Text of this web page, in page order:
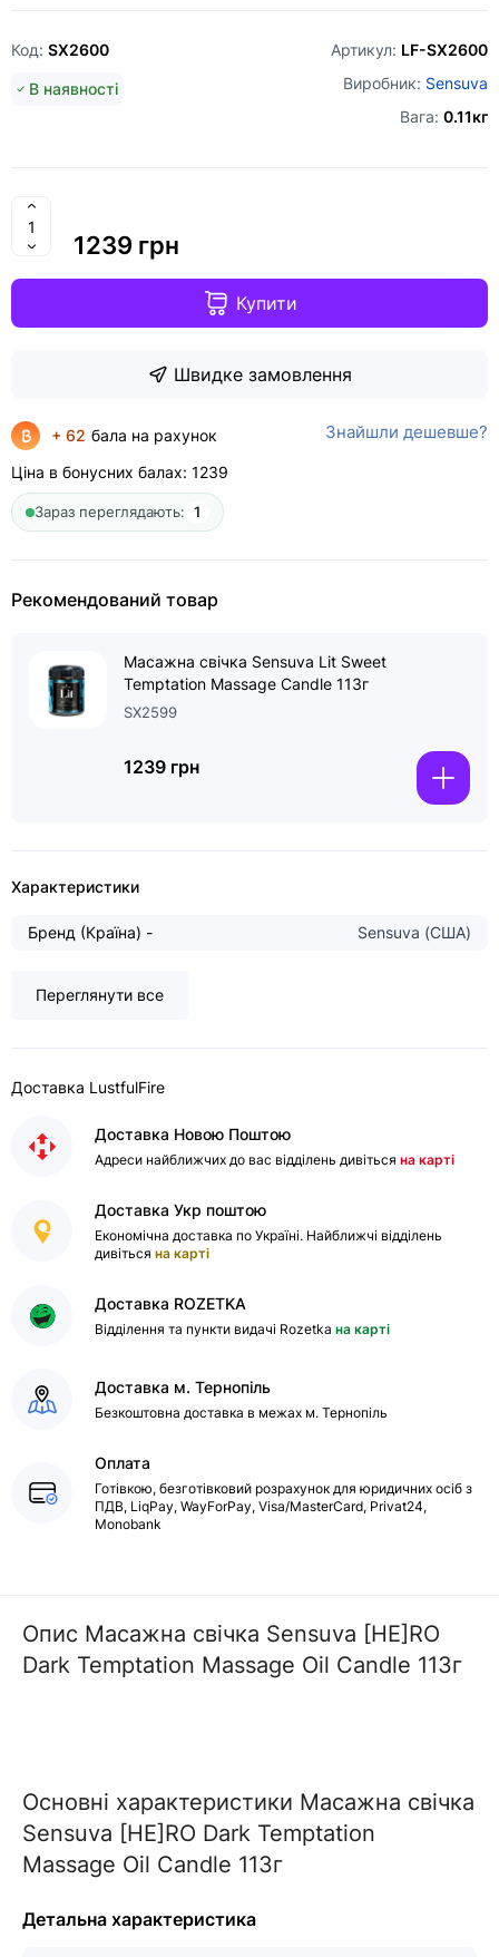
Код: SX2600 Артикул: LF-SX2600
Виробник: Sensuva
В наявності
Вага: 0.11кг
1239 грн
Купити
Швидке замовлення
+ 62 бала на рахунок Знайшли дешевше?
Ціна в бонусних балах: 1239
Зараз переглядають: 1
Рекомендований товар
Масажна свічка Sensuva Lit Sweet
Temptation Massage Candle 113г
SX2599
1239 грн
Характеристики
Бренд (Країна) - Sensuva (США)
Переглянути все
Доставка LustfulFire
Доставка Новою Поштою
Адреси найближчих до вас відділень дивіться на карті
Доставка Укр поштою
Економічна доставка по Україні. Найближчі відділень
дивіться на карті
Доставка ROZETKA
Відділення та пункти видачі Rozetka на карті
Доставка м. Тернопіль
Безкоштовна доставка в межах м. Тернопіль
Оплата
Готівкою, безготівковий розрахунок для юридичних осіб з
ПДВ, LiqPay, WayForPay, Visa/MasterCard, Privat24,
Monobank
Опис Масажна свічка Sensuva [HE]RO
Dark Temptation Massage Oil Candle 113г
Основні характеристики Масажна свічка
Sensuva [HE]RO Dark Temptation
Massage Oil Candle 113г
Детальна характеристика